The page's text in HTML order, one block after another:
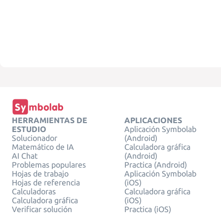
HERRAMIENTAS DE
ESTUDIO
Solucionador
Matemático de IA
AI Chat
Problemas populares
Hojas de trabajo
Hojas de referencia
Calculadoras
Calculadora gráfica
Verificar solución
APLICACIONES
Aplicación Symbolab
(Android)
Calculadora gráfica
(Android)
Practica (Android)
Aplicación Symbolab
(iOS)
Calculadora gráfica
(iOS)
Practica (iOS)